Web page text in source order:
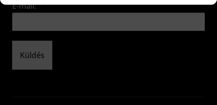
E-mail:*
Küldés